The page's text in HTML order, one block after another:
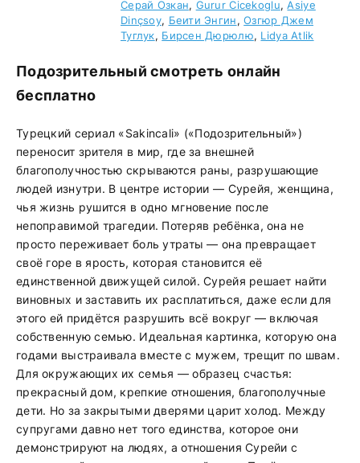
Серай Озкан, Gurur Cicekoglu,Asiye
Dinçsoy, Беити Энгин,Озгюр Джем
Туглук, Бирсен Дюрюлю, Lidya Atlik
Подозрительный смотреть онлайн
бесплатно
Турецкий сериал «Sakincali» («Подозрительный»)
переносит зрителя в мир, где за внешней
благополучностью скрываются раны, разрушающие
людей изнутри. В центре истории — Сурейя, женщина,
чья жизнь рушится в одно мгновение после
непоправимой трагедии. Потеряв ребёнка, она не
просто переживает боль утраты — она превращает
своё горе в ярость, которая становится её
единственной движущей силой. Сурейя решает найти
виновных и заставить их расплатиться, даже если для
этого ей придётся разрушить всё вокруг — включая
собственную семью. Идеальная картинка, которую она
годами выстраивала вместе с мужем, трещит по швам.
Для окружающих их семья — образец счастья:
прекрасный дом, крепкие отношения, благополучные
дети. Но за закрытыми дверями царит холод. Между
супругами давно нет того единства, которое они
демонстрируют на людях, а отношения Сурейи с